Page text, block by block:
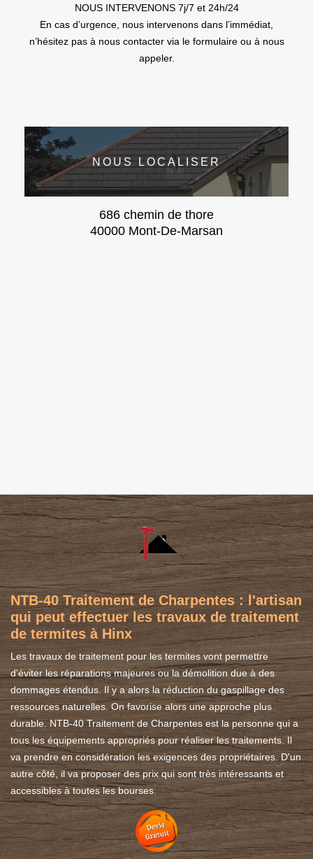
NOUS INTERVENONS 7j/7 et 24h/24
En cas d’urgence, nous intervenons dans l’immédiat,
n’hésitez pas à nous contacter via le formulaire ou à nous
appeler.
NOUS LOCALISER
686 chemin de thore
40000 Mont-De-Marsan
NTB-40 Traitement de Charpentes : l'artisan
qui peut effectuer les travaux de traitement
de termites à Hinx
Les travaux de traitement pour les termites vont permettre
d'éviter les réparations majeures ou la démolition due à des
dommages étendus. Il y a alors la réduction du gaspillage des
ressources naturelles. On favorise alors une approche plus
durable. NTB-40 Traitement de Charpentes est la personne qui a
tous les équipements appropriés pour réaliser les traitements. Il
va prendre en considération les exigences des propriétaires. D'un
autre côté, il va proposer des prix qui sont très intéressants et
accessibles à toutes les bourses.